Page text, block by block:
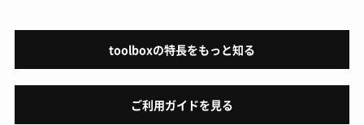
toolboxの特長をもっと知る
ご利用ガイドを見る